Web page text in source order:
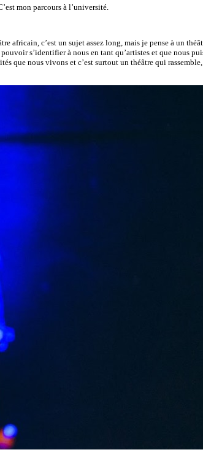
mon parcours à l’université.
africain, c’est un sujet assez long, mais je pense à un
s’identifier à nous en tant qu’artistes et que nous
que nous vivons et c’est surtout un théâtre qui